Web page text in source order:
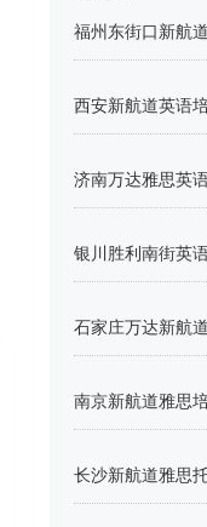
福州东街口新航
西安新航道英语
济南万达雅思英
银川胜利南街英
石家庄万达新航
南京新航道雅思
长沙新航道雅思